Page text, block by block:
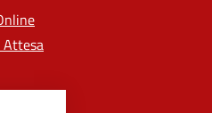
Attesa